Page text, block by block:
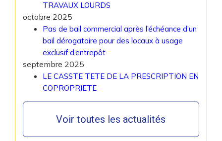
TRAVAUX LOURDS
octobre 2025
Pas de bail commercial après l’échéance d’un
bail dérogatoire pour des locaux à usage
exclusif d’entrepôt
septembre 2025
LE CASSTE TETE DE LA PRESCRIPTION EN
COPROPRIETE
Voir toutes les actualités